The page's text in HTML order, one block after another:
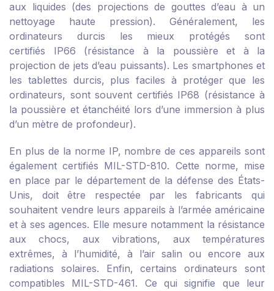
aux liquides (des projections de gouttes d’eau à un
nettoyage haute pression). Généralement, les
ordinateurs durcis les mieux protégés sont
certifiés IP66 (résistance à la poussière et à la
projection de jets d’eau puissants). Les smartphones et
les tablettes durcis, plus faciles à protéger que les
ordinateurs, sont souvent certifiés IP68 (résistance à
la poussière et étanchéité lors d’une immersion à plus
d’un mètre de profondeur).
En plus de la norme IP, nombre de ces appareils sont
également certifiés MIL-STD-810. Cette norme, mise
en place par le département de la défense des États-
Unis, doit être respectée par les fabricants qui
souhaitent vendre leurs appareils à l’armée américaine
et à ses agences. Elle mesure notamment la résistance
aux chocs, aux vibrations, aux températures
extrêmes, à l’humidité, à l’air salin ou encore aux
radiations solaires. Enfin, certains ordinateurs sont
compatibles MIL-STD-461. Ce qui signifie que leur